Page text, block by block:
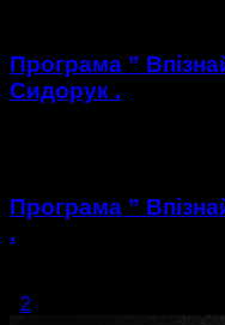
Програма ”
Сидорук .
Програма ”
.
2